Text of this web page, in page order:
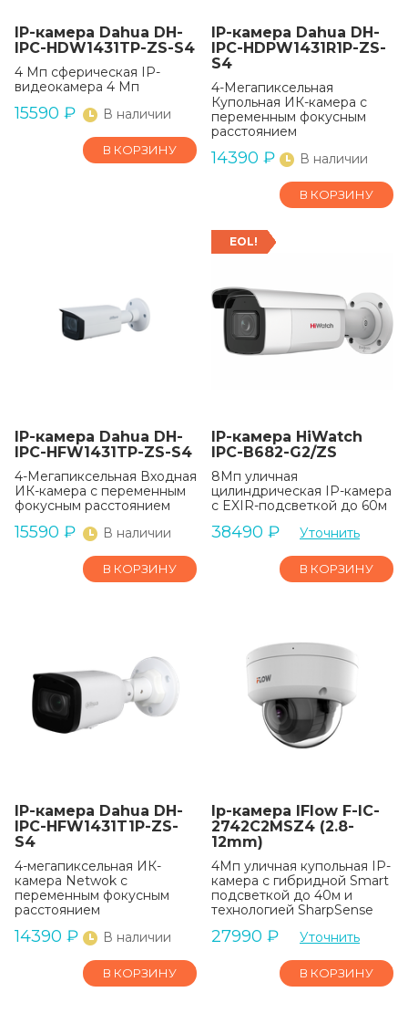
IP-камера Dahua DH-
IPC-HDW1431TP-ZS-S4
4 Мп сферическая IP-
видеокамера 4 Мп
15590 ₽ В наличии
В КОРЗИНУ
IP-камера Dahua DH-
IPC-HDPW1431R1P-ZS-
S4
4-Мегапиксельная
Купольная ИК-камера с
переменным фокусным
расстоянием
14390 ₽ В наличии
В КОРЗИНУ
IP-камера Dahua DH-
IPC-HFW1431TP-ZS-S4
4-Мегапиксельная Входная
ИК-камера с переменным
фокусным расстоянием
15590 ₽ В наличии
В КОРЗИНУ
EOL!
IP-камера HiWatch
IPC-B682-G2/ZS
8Мп уличная
цилиндрическая IP-камера
с EXIR-подсветкой до 60м
38490 ₽ Уточнить
В КОРЗИНУ
IP-камера Dahua DH-
IPC-HFW1431T1P-ZS-
S4
4-мегапиксельная ИК-
камера Netwok с
переменным фокусным
расстоянием
14390 ₽ В наличии
В КОРЗИНУ
Ip-камера IFlow F-IC-
2742C2MSZ4 (2.8-
12mm)
4Мп уличная купольная IP-
камера с гибридной Smart
подсветкой до 40м и
технологией SharpSense
27990 ₽ Уточнить
В КОРЗИНУ